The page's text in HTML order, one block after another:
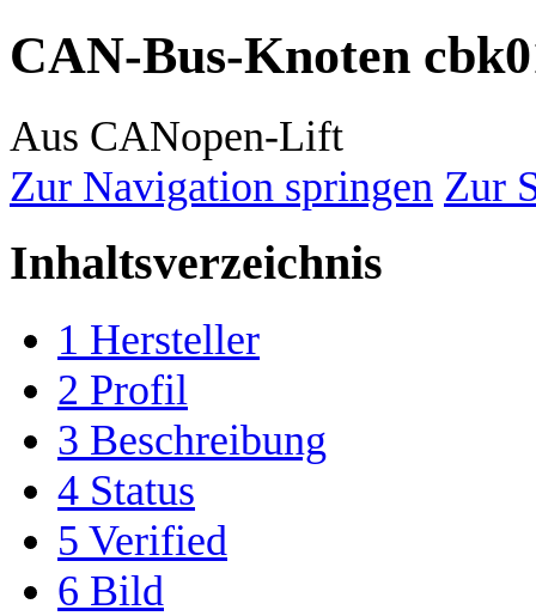
CAN-Bus-Knoten
Aus CANopen-Lift
Zur Navigation springen Zur
Inhaltsverzeichnis
1 Hersteller
2 Profil
3 Beschreibung
4 Status
5 Verified
6 Bild